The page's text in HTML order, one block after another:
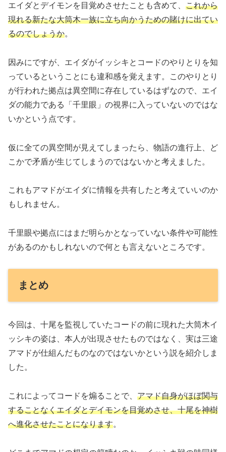
エイダとデイモンを目覚めさせたことも含めて、 これから
現れる新たな大筒木一族に立ち向かうための賭けに出てい
るのでしょうか。
因みにですが、エイダがイッシキとコードのやりとりを知
っているということにも違和感を覚えます。このやりとり
が行われた拠点は異空間に存在しているはずなので、エイ
ダの能力である「千里眼」の視界に入っていないのではな
いかという点です。
仮に全ての異空間が見えてしまったら、物語の進行上、ど
こかで矛盾が生じてしまうのではないかと考えました。
これもアマドがエイダに情報を共有したと考えていいのか
もしれません。
千里眼や拠点にはまだ明らかとなっていない条件や可能性
があるのかもしれないので何とも言えないところです。
まとめ
今回は、十尾を監視していたコードの前に現れた大筒木イ
ッシキの姿は、本人が出現させたものではなく、実は三途
アマドが仕組んだものなのではないかという説を紹介しま
した。
これによってコードを煽ることで、 アマド自身がほぼ関与
することなくエイダとデイモンを目覚めさせ、十尾を神樹
へ進化させたことになります。